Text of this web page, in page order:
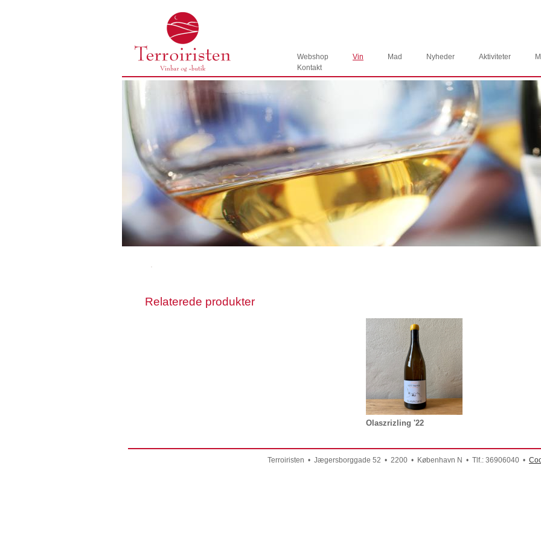
Webshop Vin Mad Nyheder Aktiviteter
Kontakt
Relaterede produkter
Olaszrizling '22
Terroiristen • Jægersborggade 52 • 2200 • København N • Tlf.: 36906040 •